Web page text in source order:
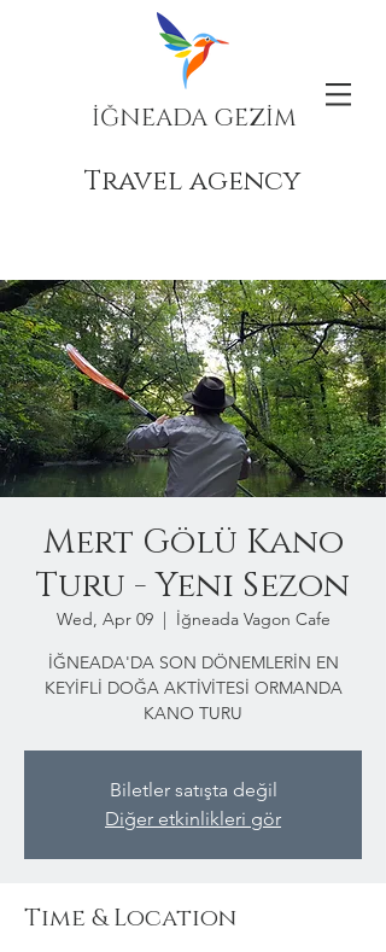
İĞNEADA GEZİM
Travel agency
Mert Gölü Kano
Turu - Yeni Sezon
Wed, Apr 09
  |
İğneada Vagon Cafe
İĞNEADA'DA SON DÖNEMLERİN EN
KEYİFLİ DOĞA AKTİVİTESİ ORMANDA
KANO TURU
Biletler satışta değil
Diğer etkinlikleri gör
Time & Location